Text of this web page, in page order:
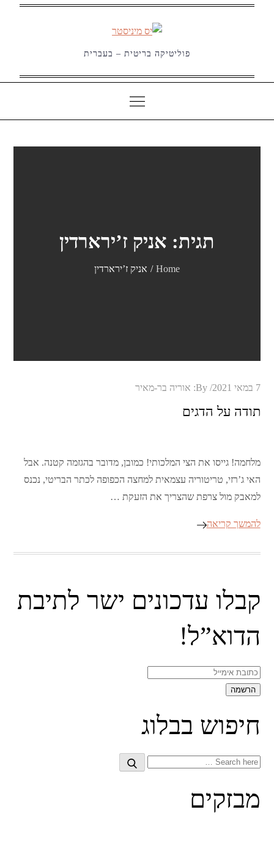
פוליטיקה בריטית – בעברית
תגית: אניק ז’ירארדין
Home אניק ז’ירארדין
Posted
7 במאי 2021 By: אוריה בר-מאיר
תודה על הדגים
מלחמה! גייסו את הצי המלכותי! כמובן, מדובר בהגזמה קטנה. אבל
האי ג’רזי, טריטוריה עצמאית למחצה הכפופה לכתר הבריטי, נכנס
למאבק מול צרפת שהצריך את הזעקת …
להמשך קריאה
קבלו עדכונים ישר לתיבת
הדוא”ל!
חיפוש בבלוג
Search
Search
מבזקים